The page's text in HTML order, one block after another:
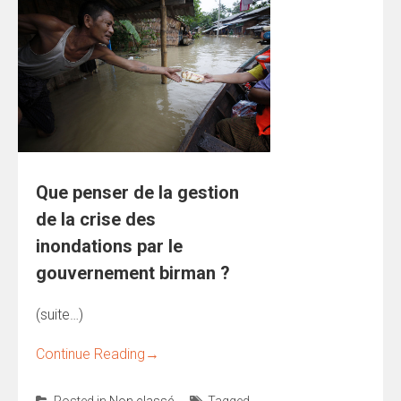
Que penser de la gestion
de la crise des
inondations par le
gouvernement birman ?
(suite…)
Continue Reading →